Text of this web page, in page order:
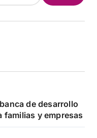
de desarrollo
familias y empresas